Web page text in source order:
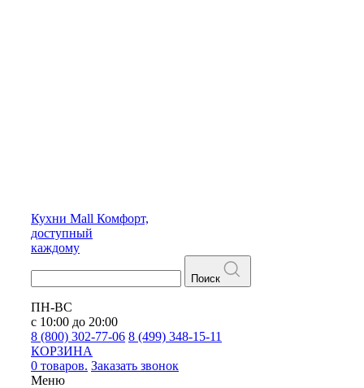
Кухни Mall Комфорт,
доступный
каждому
Поиск
ПН-ВС
с 10:00 до 20:00
8 (800) 302-77-06 8 (499) 348-15-11
КОРЗИНА
0 товаров. Заказать звонок
Меню